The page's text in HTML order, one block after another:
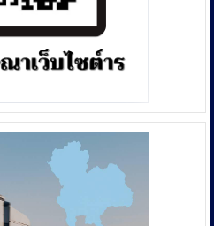
หนวก
ถาวร-
เสีย
ชีวิต
ย้ำ
ร้อน
บุญ
เยอะ
สุก
เท่านั้น